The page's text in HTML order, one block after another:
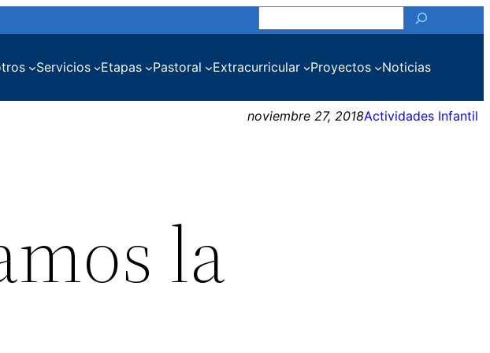
Servicios Etapas Pastoral Extracurricular Proyectos Noticias
noviembre 27, 2018Actividades Infantil
la